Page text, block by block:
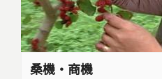
桑機‧商機